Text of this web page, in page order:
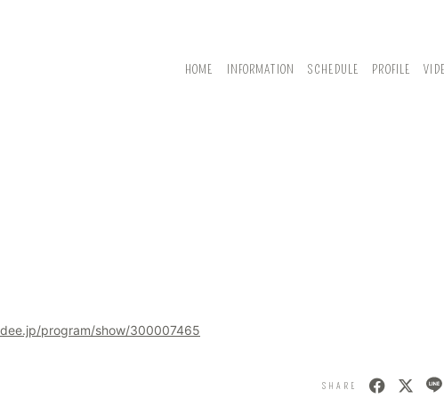
HOME INFORMATION SCHEDULE PROFILE
program/show/300007465
SHARE